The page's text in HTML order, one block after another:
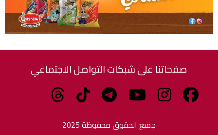
صفحاتنا على شبكات التواصل الاجتماعي
جميع الحقوق محفوظة 2025